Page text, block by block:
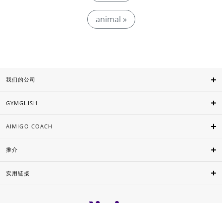
animal »
我们的公司
GYMGLISH
AIMIGO COACH
推介
实用链接